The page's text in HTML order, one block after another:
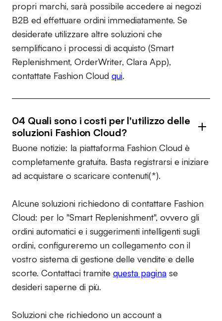
propri marchi, sarà possibile accedere ai negozi
B2B ed effettuare ordini immediatamente. Se
desiderate utilizzare altre soluzioni che
semplificano i processi di acquisto (Smart
Replenishment, OrderWriter, Clara App),
contattate Fashion Cloud qui.
04 Quali sono i costi per l'utilizzo delle
soluzioni Fashion Cloud?
Buone notizie: la piattaforma Fashion Cloud è
completamente gratuita. Basta registrarsi e iniziare
ad acquistare o scaricare contenuti(*).
Alcune soluzioni richiedono di contattare Fashion
Cloud: per lo "Smart Replenishment", ovvero gli
ordini automatici e i suggerimenti intelligenti sugli
ordini, configureremo un collegamento con il
vostro sistema di gestione delle vendite e delle
scorte. Contattaci tramite questa pagina se
desideri saperne di più.
Soluzioni che richiedono un account a